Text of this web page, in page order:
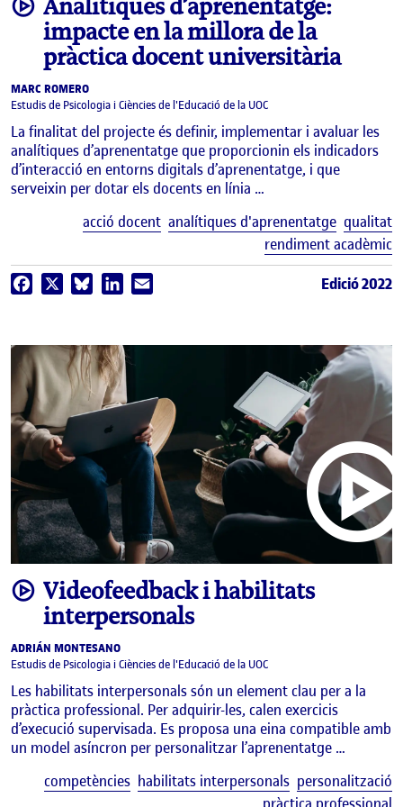
videoAnalítiques d’aprenentatge:
impacte en la millora de la
pràctica docent universitària
MARC ROMERO
Estudis de Psicologia i Ciències de l'Educació de la UOC
La finalitat del projecte és definir, implementar i avaluar les
analítiques d’aprenentatge que proporcionin els indicadors
d’interacció en entorns digitals d’aprenentatge, i que
serveixin per dotar els docents en línia …
acció docent analítiques d'aprenentatge qualitat
rendiment acadèmic
Facebook BlueskyLinkedIn Edició 2022
videoVideofeedback i habilitats
interpersonals
ADRIÁN MONTESANO
Estudis de Psicologia i Ciències de l'Educació de la UOC
Les habilitats interpersonals són un element clau per a la
pràctica professional. Per adquirir-les, calen exercicis
d’execució supervisada. Es proposa una eina compatible amb
un model asíncron per personalitzar l’aprenentatge …
competències habilitats interpersonals personalització